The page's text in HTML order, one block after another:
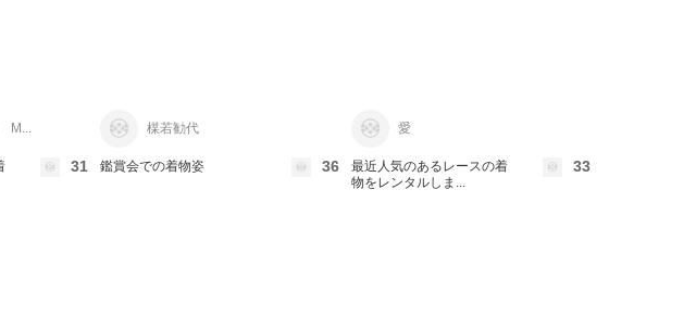
31
楳若勧代
鑑賞会での着物姿 36
愛
最近人気のあるレースの着
物をレンタルしま...
33